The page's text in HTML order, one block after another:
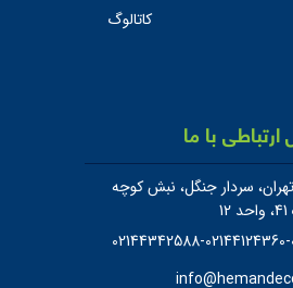
کاتالوگ
ارتباطی با ما
سردار جنگل، نبش کوچه
02144342588-02144124360-